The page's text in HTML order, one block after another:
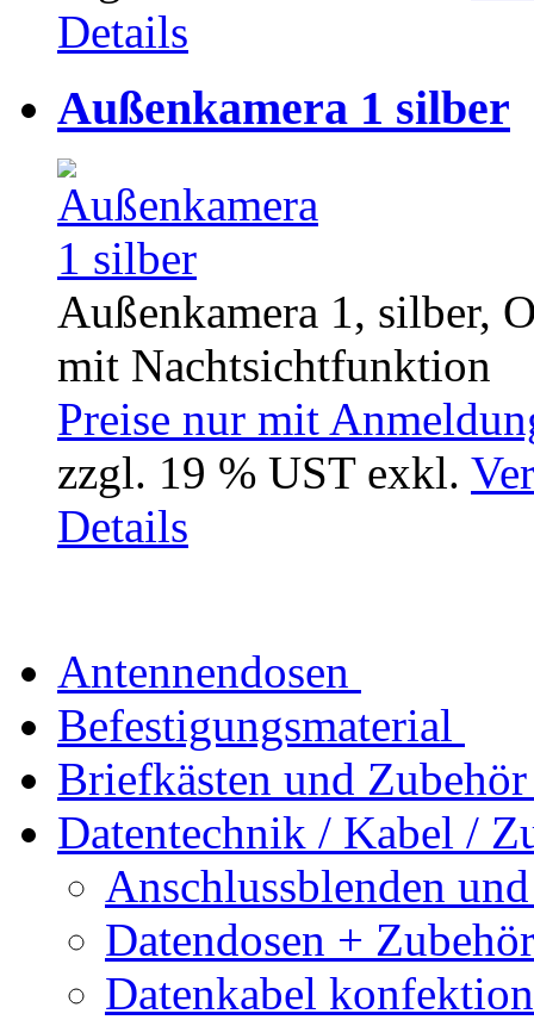
Details
Außenkamera 1 silber
Außenkamera 1, silber,
mit Nachtsichtfunktion
Preise nur mit
zzgl. 19 % UST exkl.
Details
Antennendosen
Befestigungsmaterial
Briefkästen und Zubehör
Datentechnik / Kabel /
Anschlussblenden
Datendosen + Zubehör
Datenkabel